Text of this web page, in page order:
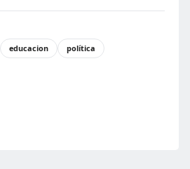
educacion
política